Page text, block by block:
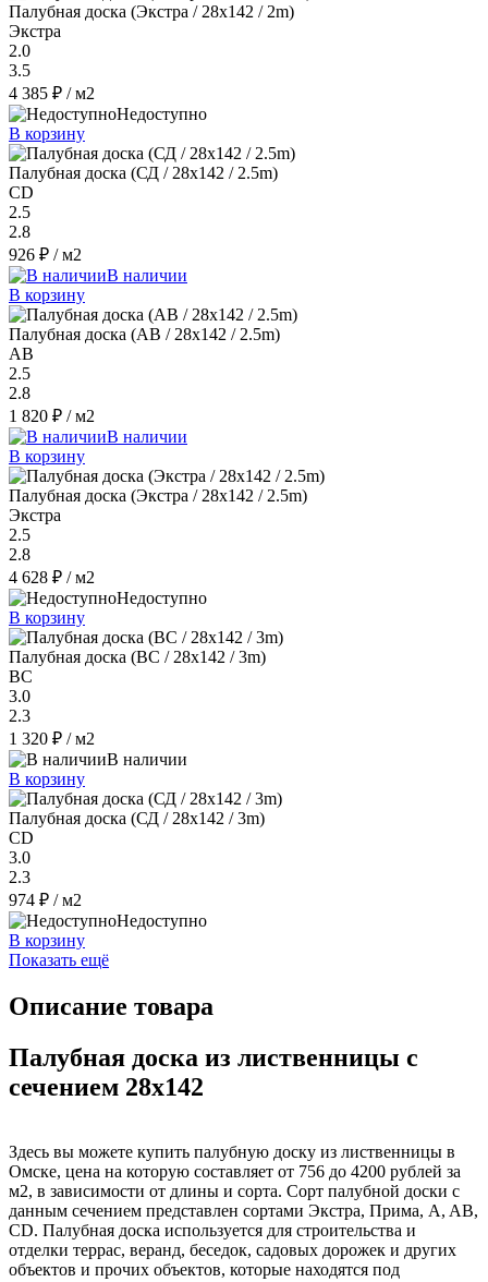
Палубная доска (Экстра / 28x142 / 2m)
Экстра
2.0
3.5
4 385 ₽ / м2
Недоступно
В корзину
Палубная доска (СД / 28x142 / 2.5m)
CD
2.5
2.8
926 ₽ / м2
В наличии
В корзину
Палубная доска (AB / 28x142 / 2.5m)
AB
2.5
2.8
1 820 ₽ / м2
В наличии
В корзину
Палубная доска (Экстра / 28x142 / 2.5m)
Экстра
2.5
2.8
4 628 ₽ / м2
Недоступно
В корзину
Палубная доска (BC / 28x142 / 3m)
ВС
3.0
2.3
1 320 ₽ / м2
В наличии
В корзину
Палубная доска (СД / 28x142 / 3m)
CD
3.0
2.3
974 ₽ / м2
Недоступно
В корзину
Показать ещё
Описание товара
Палубная доска из лиственницы с
сечением 28x142
Здесь вы можете купить палубную доску из лиственницы в
Омске, цена на которую составляет от 756 до 4200 рублей за
м2, в зависимости от длины и сорта. Сорт палубной доски с
данным сечением представлен сортами Экстра, Прима, A, AB,
CD. Палубная доска используется для строительства и
отделки террас, веранд, беседок, садовых дорожек и других
объектов и прочих объектов, которые находятся под